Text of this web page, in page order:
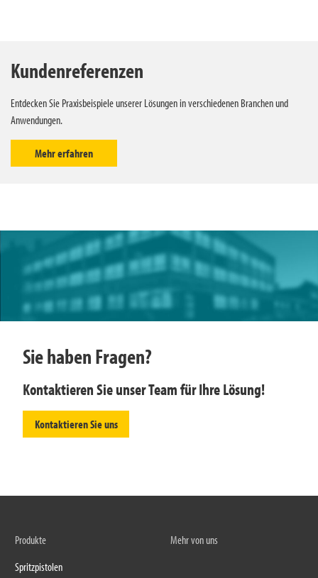
Kundenreferenzen
Entdecken Sie Praxisbeispiele unserer Lösungen in verschiedenen Branchen und
Anwendungen.
Mehr erfahren
Sie haben Fragen?
Kontaktieren Sie unser Team für Ihre Lösung!
Kontaktieren Sie uns
Produkte
Spritzpistolen
Mehr von uns